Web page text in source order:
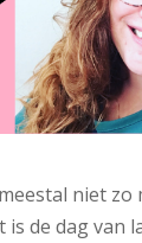
niet zo
de dag van